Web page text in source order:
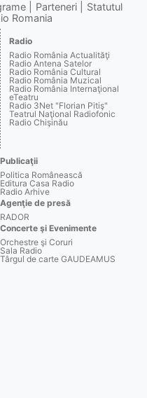
Parteneri
Statutul
Romania
Radio
Radio România Actualităţi
Radio Antena Satelor
Radio România Cultural
Radio România Muzical
Radio România Internaţional
eTeatru
Radio 3Net "Florian Pitiş"
Teatrul Naţional Radiofonic
Radio Chişinău
Publicaţii
Politica Românească
Editura Casa Radio
Radio Arhive
Agenţie de presă
RADOR
Concerte şi Evenimente
Orchestre şi Coruri
Sala Radio
Târgul de carte GAUDEAMUS